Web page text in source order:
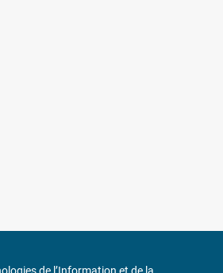
de l’Information et de la